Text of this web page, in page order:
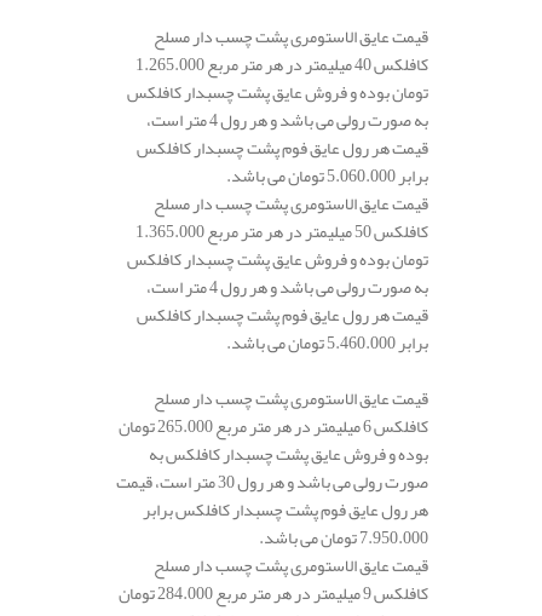
قیمت عایق الاستومری پشت چسب دار مسلح
کافلکس 40 میلیمتر در هر متر مربع 1.265.000
تومان بوده و فروش عایق پشت چسبدار کافلکس
به صورت رولی می باشد و هر رول 4 متر است،
قیمت هر رول عایق فوم پشت چسبدار کافلکس
برابر 5.060.000 تومان می باشد.
قیمت عایق الاستومری پشت چسب دار مسلح
کافلکس 50 میلیمتر در هر متر مربع 1.365.000
تومان بوده و فروش عایق پشت چسبدار کافلکس
به صورت رولی می باشد و هر رول 4 متر است،
قیمت هر رول عایق فوم پشت چسبدار کافلکس
برابر 5.460.000 تومان می باشد.
قیمت عایق الاستومری پشت چسب دار مسلح
کافلکس 6 میلیمتر در هر متر مربع 265.000 تومان
بوده و فروش عایق پشت چسبدار کافلکس به
صورت رولی می باشد و هر رول 30 متر است، قیمت
هر رول عایق فوم پشت چسبدار کافلکس برابر
7.950.000 تومان می باشد.
قیمت عایق الاستومری پشت چسب دار مسلح
کافلکس 9 میلیمتر در هر متر مربع 284.000 تومان